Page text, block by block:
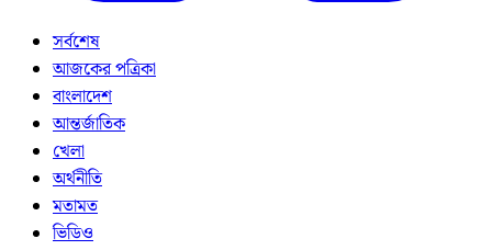
সর্বশেষ
আজকের পত্রিকা
বাংলাদেশ
আন্তর্জাতিক
খেলা
অর্থনীতি
মতামত
ভিডিও